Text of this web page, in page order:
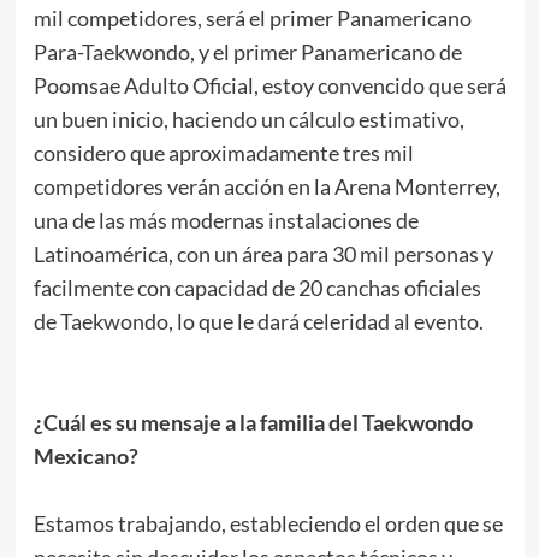
mil competidores, será el primer Panamericano
Para-Taekwondo, y el primer Panamericano de
Poomsae Adulto Oficial, estoy convencido que será
un buen inicio, haciendo un cálculo estimativo,
considero que aproximadamente tres mil
competidores verán acción en la Arena Monterrey,
una de las más modernas instalaciones de
Latinoamérica, con un área para 30 mil personas y
facilmente con capacidad de 20 canchas oficiales
de Taekwondo, lo que le dará celeridad al evento.
¿Cuál es su mensaje a la familia del Taekwondo
Mexicano?
Estamos trabajando, estableciendo el orden que se